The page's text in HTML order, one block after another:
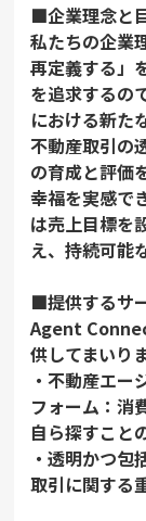
■企業理念と
私たちの企業
再定義する」
を追求するの
における新た
不動産取引の
の育成と評価
幸福を実感で
は売上目標を
え、持続可能
■提供するサ
Agent
供してまいりま
・不動産エー
フォーム：消
自ら探すこと
・透明かつ包
取引に関する